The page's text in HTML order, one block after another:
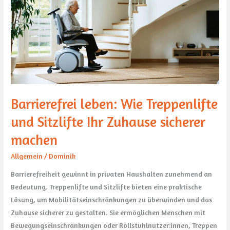
Barrierefrei leben: Wie Treppenlifte
und Sitzlifte Ihr Zuhause sicherer
machen
Allgemein / Dominik
Barrierefreiheit gewinnt in privaten Haushalten zunehmend an
Bedeutung. Treppenlifte und Sitzlifte bieten eine praktische
Lösung, um Mobilitätseinschränkungen zu überwinden und das
Zuhause sicherer zu gestalten. Sie ermöglichen Menschen mit
Bewegungseinschränkungen oder Rollstuhlnutzer:innen, Treppen
Sitzlifte
Ihr
Zuhause
sicherer
machen